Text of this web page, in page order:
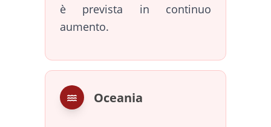
è prevista in continuo
aumento.
Oceania